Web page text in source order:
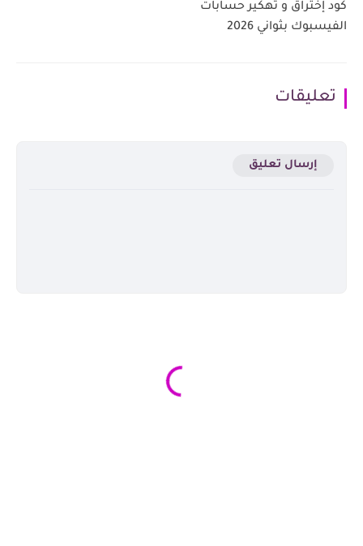
كود إختراق و تهكير حسابات
الفيسبوك بثواني 2026
تعليقات
إرسال تعليق